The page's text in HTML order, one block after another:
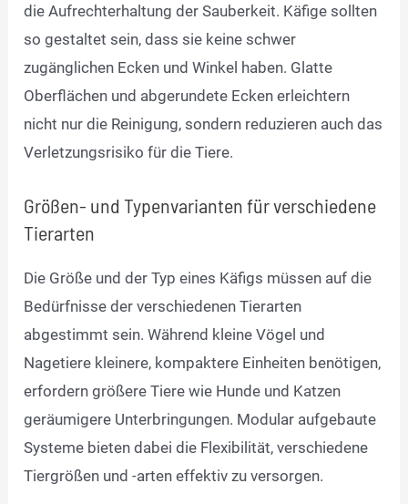
die Aufrechterhaltung der Sauberkeit. Käfige sollten
so gestaltet sein, dass sie keine schwer
zugänglichen Ecken und Winkel haben. Glatte
Oberflächen und abgerundete Ecken erleichtern
nicht nur die Reinigung, sondern reduzieren auch das
Verletzungsrisiko für die Tiere.
Größen- und Typenvarianten für verschiedene
Tierarten
Die Größe und der Typ eines Käfigs müssen auf die
Bedürfnisse der verschiedenen Tierarten
abgestimmt sein. Während kleine Vögel und
Nagetiere kleinere, kompaktere Einheiten benötigen,
erfordern größere Tiere wie Hunde und Katzen
geräumigere Unterbringungen. Modular aufgebaute
Systeme bieten dabei die Flexibilität, verschiedene
Tiergrößen und -arten effektiv zu versorgen.